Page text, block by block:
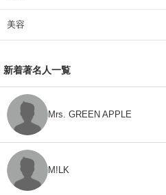
美容
新着著名人一覧
Mrs. GREEN APPLE
M!LK